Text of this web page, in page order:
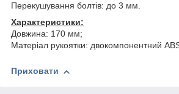
Перекушування болтів: до 3 мм.
Характеристики:
Довжина: 170 мм;
Матеріал рукоятки: двокомпонентний
Приховати